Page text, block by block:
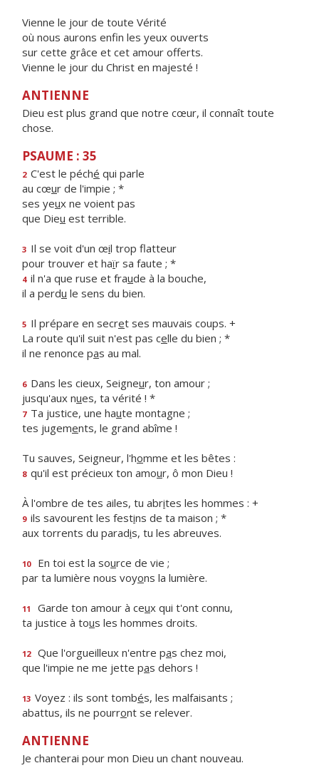
Vienne le jour de toute Vérité
où nous aurons enfin les yeux ouverts
sur cette grâce et cet amour offerts.
Vienne le jour du Christ en majesté !
ANTIENNE
Dieu est plus grand que notre cœur, il connaît toute
chose.
PSAUME : 35
2 C'est le péché qui parle
au cœur de l'impie ; *
ses yeux ne voient pas
que Dieu est terrible.
3 Il se voit d'un œil trop flatteur
pour trouver et haïr sa faute ; *
4 il n'a que ruse et fraude à la bouche,
il a perdu le sens du bien.
5 Il prépare en secret ses mauvais coups. +
La route qu'il suit n'est pas celle du bien ; *
il ne renonce pas au mal.
6 Dans les cieux, Seigneur, ton amour ;
jusqu'aux nues, ta vérité ! *
7 Ta justice, une haute montagne ;
tes jugements, le grand abîme !
Tu sauves, Seigneur, l'homme et les bêtes :
8 qu'il est précieux ton amour, ô mon Dieu !
À l'ombre de tes ailes, tu abrites les hommes : +
9 ils savourent les festins de ta maison ; *
aux torrents du paradis, tu les abreuves.
10 En toi est la source de vie ;
par ta lumière nous voyons la lumière.
11 Garde ton amour à ceux qui t'ont connu,
ta justice à tous les hommes droits.
12 Que l'orgueilleux n'entre pas chez moi,
que l'impie ne me jette pas dehors !
13 Voyez : ils sont tombés, les malfaisants ;
abattus, ils ne pourront se relever.
ANTIENNE
Je chanterai pour mon Dieu un chant nouveau.